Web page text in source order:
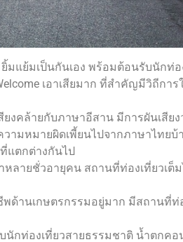
ย้มเป็นกันเอง พร้อมต้อนรับนักท่อ
เอาเสียมาก ที่สำคัญมีวิถีกา
งคล้ายกับภาษาอีสาน มีการผันเสีย
ามหมายผิดเพี้ยนไปจากภาษาไทยบ้
แตกต่างกันไป
ลายชั่วอายุคน สถานที่ท่องเที่ยวเต็
านเกษตรกรรมอยู่มาก มีสถานที่ท่
ท่องเที่ยวสายธรรมชาติ น้ำตกคอ